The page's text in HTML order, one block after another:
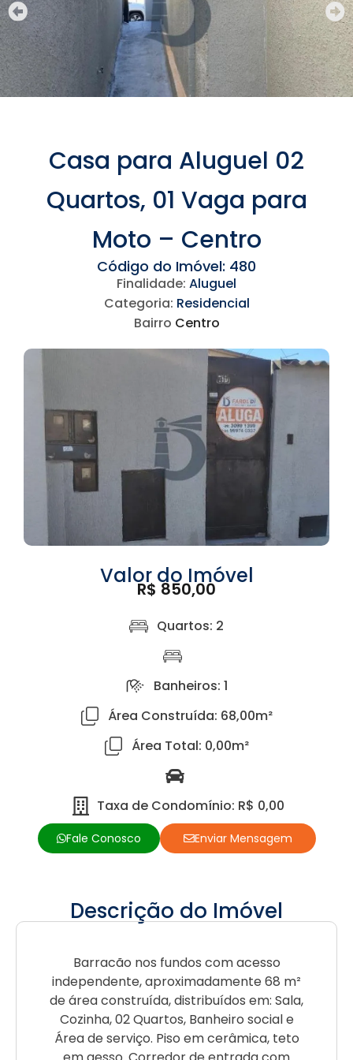
Casa para Aluguel 02
Quartos, 01 Vaga para
Moto – Centro
Código do Imóvel: 480
Finalidade: Aluguel
Categoria: Residencial
Bairro Centro
Valor do Imóvel
R$ 850,00
Quartos: 2
Banheiros: 1
Área Construída: 68,00m²
Área Total: 0,00m²
Taxa de Condomínio: R$ 0,00
Fale Conosco Enviar Mensagem
Descrição do Imóvel
Barracão nos fundos com acesso
independente, aproximadamente 68 m²
de área construída, distribuídos em: Sala,
Cozinha, 02 Quartos, Banheiro social e
Área de serviço. Piso em cerâmica, teto